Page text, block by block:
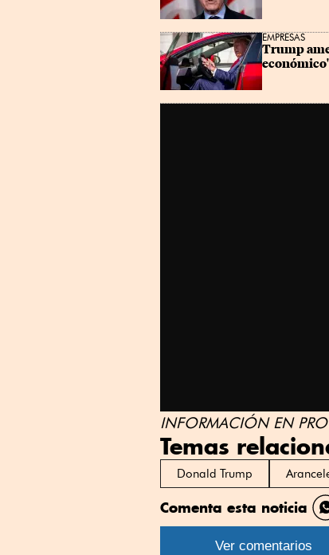
EMPRESAS
Trump
INFORMACIÓN EN
Temas
Donald Trump
Comenta esta noticia
Ver comentarios